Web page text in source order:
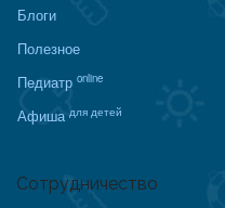
Блоги
Полезное
Педиатр online
Афиша для детей
Сотрудничество